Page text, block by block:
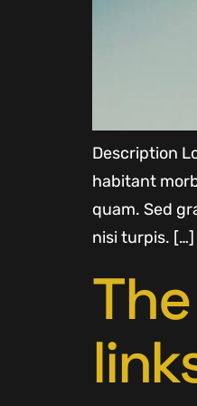
Description
habitant
quam. Sed
nisi turpis. […]